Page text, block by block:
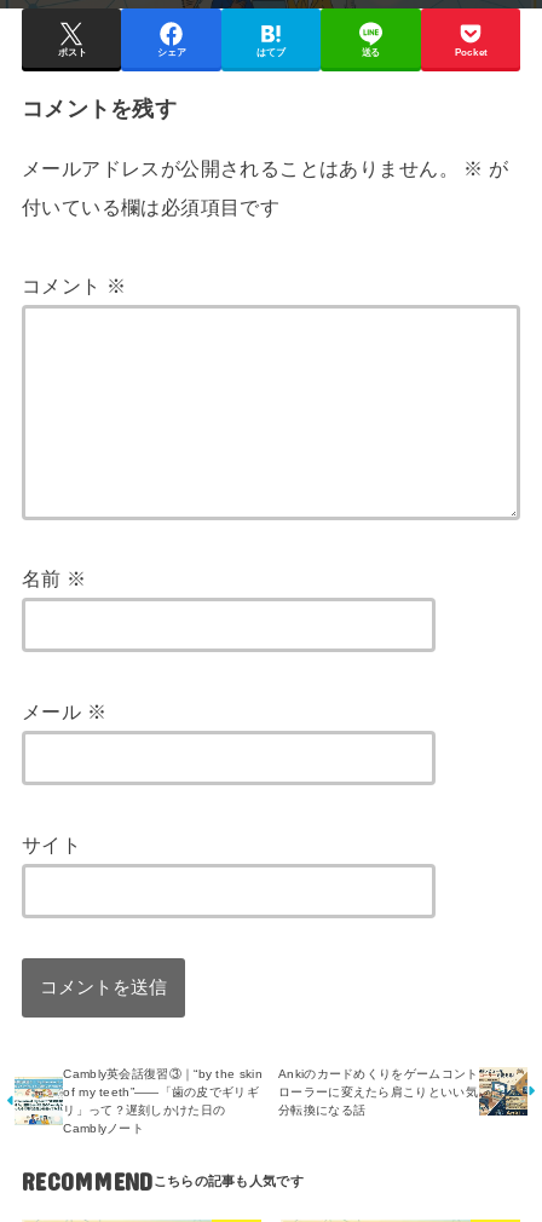
ポスト シェア はてブ 送る Pocket
コメントを残す
メールアドレスが公開されることはありません。 ※ が
付いている欄は必須項目です
コメント ※
名前 ※
メール ※
サイト
Cambly英会話復習③｜“by the skin
of my teeth”——「歯の皮でギリギ
リ」って？遅刻しかけた日の
Camblyノート
Ankiのカードめくりをゲームコント
ローラーに変えたら肩こりといい気
分転換になる話
RECOMMEND